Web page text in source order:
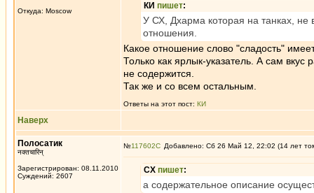
Откуда: Moscow
КИ пишет:
У СХ, Дхарма которая на танках, не
отношения.
Какое отношение слово "сладость"
Только как ярлык-указатель. А сам вкус
не содержится.
Так же и со всем остальным.
Ответы на этот пост: КИ
Наверх
Полосатик
नक्तचारिन्
Зарегистрирован: 08.11.2010
Суждений: 2607
№117602 Добавлено: Сб 26 Май 12, 22:02 (14 лет
СХ пишет:
а содержательное описание